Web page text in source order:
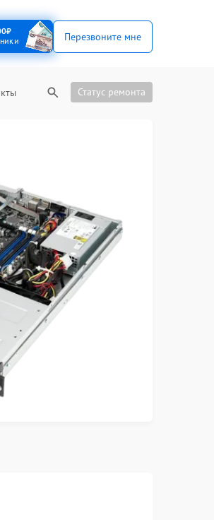
Перезвоните мне
Статус ремонта